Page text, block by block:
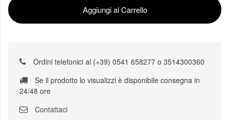
Aggiungi al Carrello
Ordini telefonici al (+39) 0541 658277 o 3514300360
Se il prodotto lo visualizzi è disponibile consegna in
24/48 ore
Contattaci